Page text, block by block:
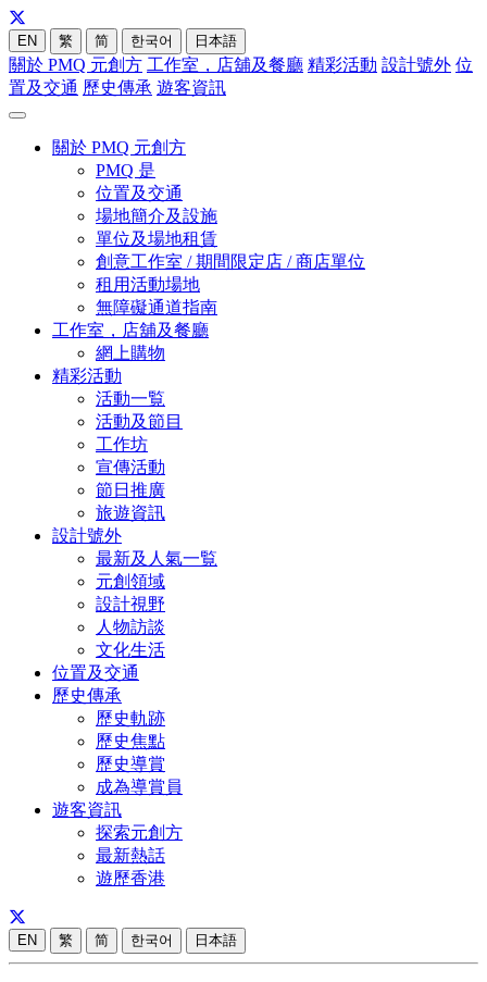
EN 繁 简 한국어 日本語
關於 PMQ 元創方 工作室，店舖及餐廳 精彩活動 設計號外 位
置及交通 歷史傳承 遊客資訊
關於 PMQ 元創方
PMQ 是
位置及交通
場地簡介及設施
單位及場地租賃
創意工作室 / 期間限定店 / 商店單位
租用活動場地
無障礙通道指南
工作室，店舖及餐廳
網上購物
精彩活動
活動一覧
活動及節目
工作坊
宣傳活動
節日推廣
旅遊資訊
設計號外
最新及人氣一覧
元創領域
設計視野
人物訪談
文化生活
位置及交通
歷史傳承
歷史軌跡
歷史焦點
歷史導賞
成為導賞員
遊客資訊
探索元創方
最新熱話
遊歷香港
EN 繁 简 한국어 日本語